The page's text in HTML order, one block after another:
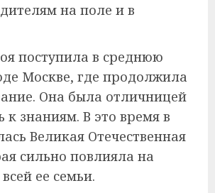
на поле и в
поступила в среднюю
Москве, где продолжила
Она была отличницей
к знаниям. В это время в
Великая Отечественная
сильно повлияла на
ее семьи.